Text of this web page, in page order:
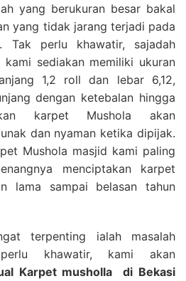
yang berukuran besar bakal
yang tidak jarang terjadi pada
Tak perlu khawatir, sajadah
sediakan memiliki ukuran
1,2 roll dan lebar 6,12,
dengan ketebalan hingga
karpet Mushola akan
dan nyaman ketika dipijak.
Mushola masjid kami paling
menciptakan karpet
lama sampai belasan tahun
terpenting ialah masalah
khawatir, kami akan
Karpet musholla
di Bekasi